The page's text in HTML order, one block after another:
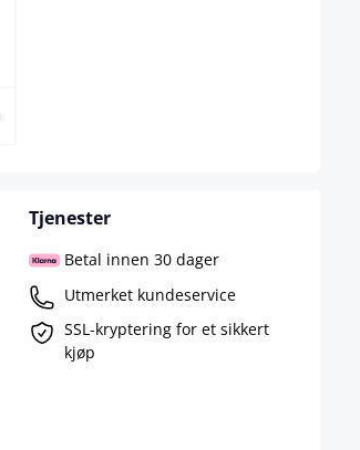
Tjenester
Betal innen 30 dager
Utmerket kundeservice
SSL-kryptering for et sikkert
kjøp